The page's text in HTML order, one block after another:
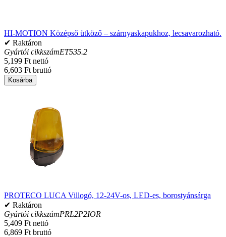
HI-MOTION Középső ütköző – szárnyaskapukhoz, lecsavarozható.
✔ Raktáron
Gyártói cikkszámET535.2
5,199 Ft nettó
6,603 Ft bruttó
Kosárba
PROTECO LUCA Villogó, 12-24V-os, LED-es, borostyánsárga
✔ Raktáron
Gyártói cikkszámPRL2P2IOR
5,409 Ft nettó
6,869 Ft bruttó